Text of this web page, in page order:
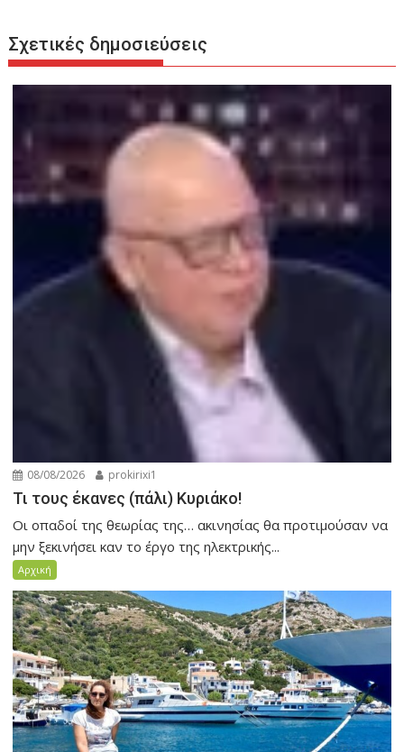
Σχετικές δημοσιεύσεις
08/08/2026 prokirixi1
Τι τους έκανες (πάλι) Κυριάκο!
Οι οπαδοί της θεωρίας της… ακινησίας θα προτιμούσαν να
μην ξεκινήσει καν το έργο της ηλεκτρικής...
Αρχική